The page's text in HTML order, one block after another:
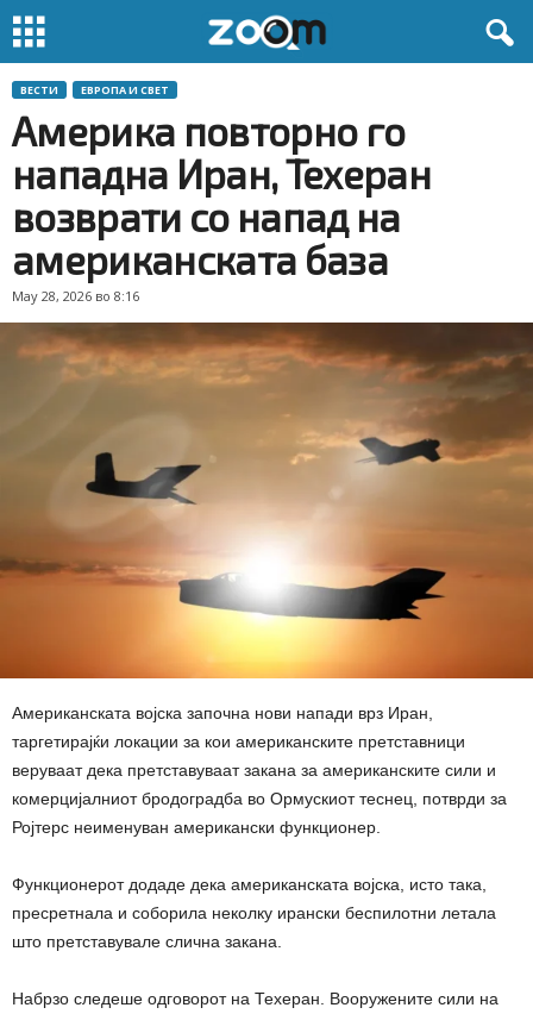
ВЕСТИ ЕВРОПА И СВЕТ
Америка повторно го
нападна Иран, Техеран
возврати со напад на
американската база
May 28, 2026 во 8:16
Американската војска започна нови напади врз Иран,
таргетирајќи локации за кои американските претставници
веруваат дека претставуваат закана за американските сили и
комерцијалниот бродоградба во Ормускиот теснец, потврди за
Ројтерс неименуван американски функционер.
Функционерот додаде дека американската војска, исто така,
пресретнала и соборила неколку ирански беспилотни летала
што претставувале слична закана.
Набрзо следеше одговорот на Техеран. Вооружените сили на